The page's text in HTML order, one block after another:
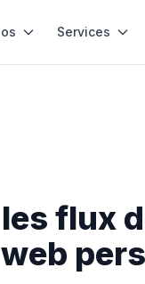
Services
flux